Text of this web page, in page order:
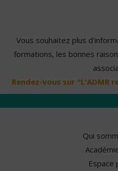
Vous souhaitez plus
formations, les bonnes
Rendez-vous sur "L'ADMR
Qui
Espace